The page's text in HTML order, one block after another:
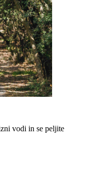
vodi in se peljite